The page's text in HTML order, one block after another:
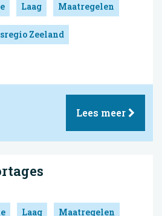
Laag Maatregelen
Zeeland
Lees meer
Laag Maatregelen